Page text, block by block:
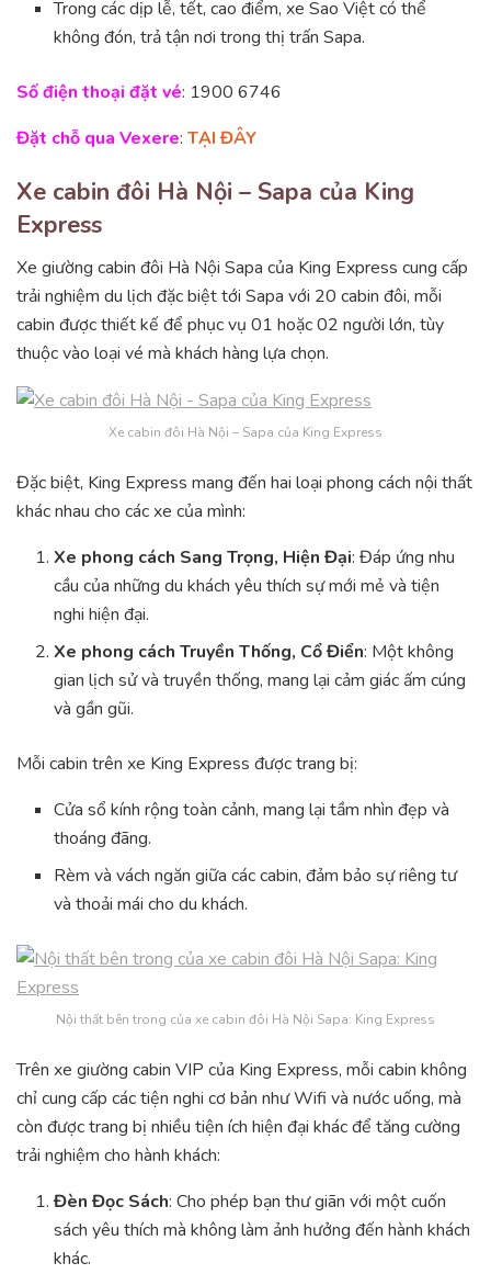
Trong các dịp lễ, tết, cao điểm, xe Sao Việt có thể
không đón, trả tận nơi trong thị trấn Sapa.
Số điện thoại đặt vé: 1900 6746
Đặt chỗ qua Vexere: TẠI ĐÂY
Xe cabin đôi Hà Nội – Sapa của King
Express
Xe giường cabin đôi Hà Nội Sapa của King Express cung cấp
trải nghiệm du lịch đặc biệt tới Sapa với 20 cabin đôi, mỗi
cabin được thiết kế để phục vụ 01 hoặc 02 người lớn, tùy
thuộc vào loại vé mà khách hàng lựa chọn.
Xe cabin đôi Hà Nội – Sapa của King Express
Đặc biệt, King Express mang đến hai loại phong cách nội thất
khác nhau cho các xe của mình:
Xe phong cách Sang Trọng, Hiện Đại: Đáp ứng nhu
cầu của những du khách yêu thích sự mới mẻ và tiện
nghi hiện đại.
Xe phong cách Truyền Thống, Cổ Điển: Một không
gian lịch sử và truyền thống, mang lại cảm giác ấm cúng
và gần gũi.
Mỗi cabin trên xe King Express được trang bị:
Cửa sổ kính rộng toàn cảnh, mang lại tầm nhìn đẹp và
thoáng đãng.
Rèm và vách ngăn giữa các cabin, đảm bảo sự riêng tư
và thoải mái cho du khách.
Nội thất bên trong của xe cabin đôi Hà Nội Sapa: King Express
Trên xe giường cabin VIP của King Express, mỗi cabin không
chỉ cung cấp các tiện nghi cơ bản như Wifi và nước uống, mà
còn được trang bị nhiều tiện ích hiện đại khác để tăng cường
trải nghiệm cho hành khách:
Đèn Đọc Sách: Cho phép bạn thư giãn với một cuốn
sách yêu thích mà không làm ảnh hưởng đến hành khách
khác.